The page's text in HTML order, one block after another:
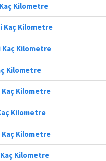
Kilometre
Kaç Kilometre
Kaç Kilometre
Kilometre
Kaç Kilometre
Kilometre
Kaç Kilometre
Kilometre